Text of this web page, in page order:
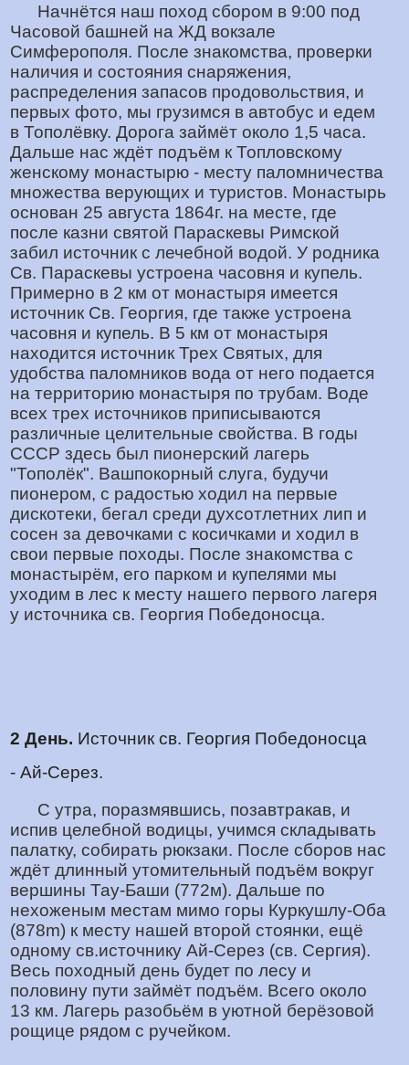
Начнётся наш поход сбором в 9:00 под
Часовой башней на ЖД вокзале
Симферополя. После знакомства, проверки
наличия и состояния снаряжения,
распределения запасов продовольствия, и
первых фото, мы грузимся в автобус и едем
в Тополёвку. Дорога займёт около 1,5 часа.
Дальше нас ждёт подъём к Топловскому
женскому монастырю - месту паломничества
множества верующих и туристов. Монастырь
основан 25 августа 1864г. на месте, где
после казни святой Параскевы Римской
забил источник с лечебной водой. У родника
Св. Параскевы устроена часовня и купель.
Примерно в 2 км от монастыря имеется
источник Св. Георгия, где также устроена
часовня и купель. В 5 км от монастыря
находится источник Трех Святых, для
удобства паломников вода от него подается
на территорию монастыря по трубам. Воде
всех трех источников приписываются
различные целительные свойства. В годы
СССР здесь был пионерский лагерь
"Тополёк". Вашпокорный слуга, будучи
пионером, с радостью ходил на первые
дискотеки, бегал среди духсотлетних лип и
сосен за девочками с косичками и ходил в
свои первые походы. После знакомства с
монастырём, его парком и купелями мы
уходим в лес к месту нашего первого лагеря
у источника св. Георгия Победоносца.
2 День. Источник св. Георгия Победоносца
- Ай-Серез.
С утра, поразмявшись, позавтракав, и
испив целебной водицы, учимся складывать
палатку, собирать рюкзаки. После сборов нас
ждёт длинный утомительный подъём вокруг
вершины Тау-Баши (772м). Дальше по
нехоженым местам мимо горы Куркушлу-Оба
(878m) к месту нашей второй стоянки, ещё
одному св.источнику Ай-Серез (св. Сергия).
Весь походный день будет по лесу и
половину пути займёт подъём. Всего около
13 км. Лагерь разобьём в уютной берёзовой
рощице рядом с ручейком.